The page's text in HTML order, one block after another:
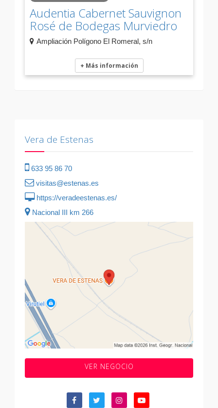
Audentia Cabernet Sauvignon
Rosé de Bodegas Murviedro
Ampliación Polígono El Romeral, s/n
+ Más información
Vera de Estenas
633 95 86 70
visitas@estenas.es
https://veradeestenas.es/
Nacional III km 266
VER NEGOCIO